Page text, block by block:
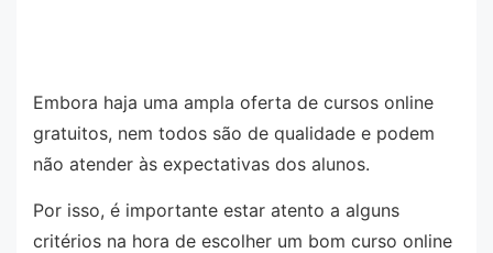
Embora haja uma ampla oferta de cursos online
gratuitos, nem todos são de qualidade e podem
não atender às expectativas dos alunos.
Por isso, é importante estar atento a alguns
critérios na hora de escolher um bom curso online